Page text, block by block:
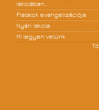
iskolában...
Fiatalok evangelizációja
Nyári iskola
Mi legyen velünk